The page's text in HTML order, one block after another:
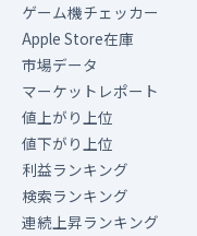
ゲーム機チェッカー
Apple Store在庫
市場データ
マーケットレポート
値上がり上位
値下がり上位
利益ランキング
検索ランキング
連続上昇ランキング